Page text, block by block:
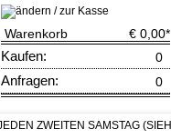
Warenkorb € 0,00*
Kaufen: 0
Anfragen: 0
zur Kasse